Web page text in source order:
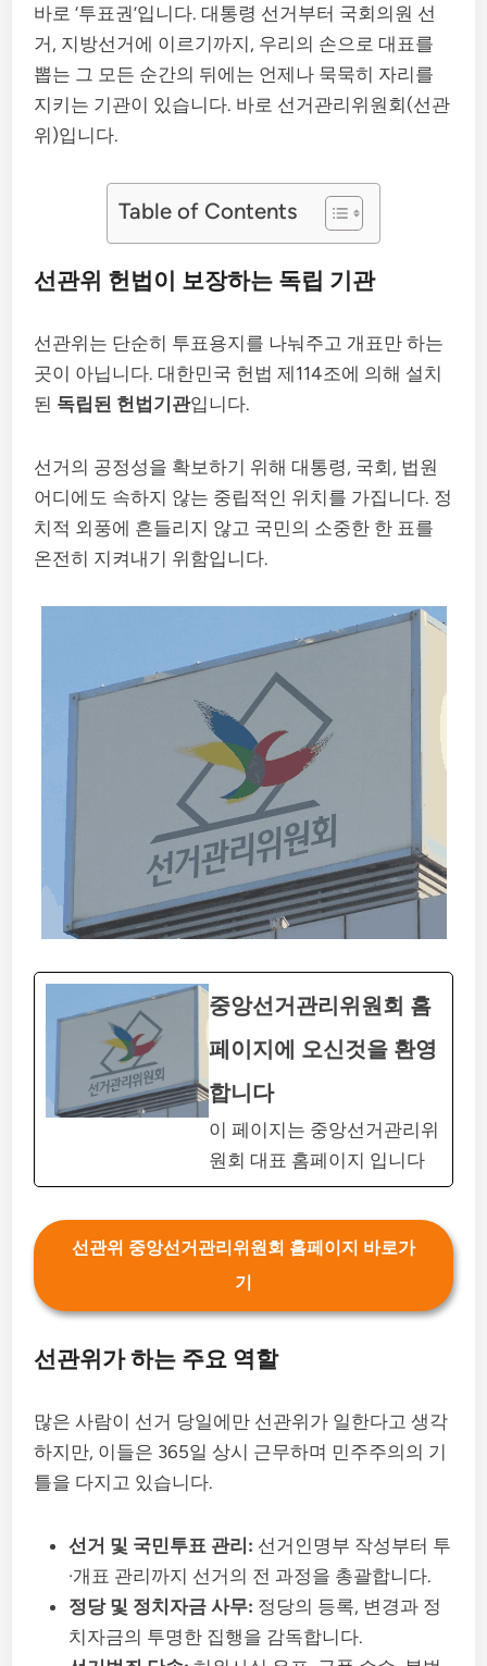
바로 ‘투표권’입니다. 대통령 선거부터 국회의원 선
거, 지방선거에 이르기까지, 우리의 손으로 대표를
뽑는 그 모든 순간의 뒤에는 언제나 묵묵히 자리를
지키는 기관이 있습니다. 바로 선거관리위원회(선관
위)입니다.
Table of Contents
선관위 헌법이 보장하는 독립 기관
선관위는 단순히 투표용지를 나눠주고 개표만 하는
곳이 아닙니다. 대한민국 헌법 제114조에 의해 설치
된 독립된 헌법기관입니다.
선거의 공정성을 확보하기 위해 대통령, 국회, 법원
어디에도 속하지 않는 중립적인 위치를 가집니다. 정
치적 외풍에 흔들리지 않고 국민의 소중한 한 표를
온전히 지켜내기 위함입니다.
중앙선거관리위원회 홈
페이지에 오신것을 환영
합니다
이 페이지는 중앙선거관리위
원회 대표 홈페이지 입니다
선관위 중앙선거관리위원회 홈페이지 바로가
기
선관위가 하는 주요 역할
많은 사람이 선거 당일에만 선관위가 일한다고 생각
하지만, 이들은 365일 상시 근무하며 민주주의의 기
틀을 다지고 있습니다.
선거 및 국민투표 관리: 선거인명부 작성부터 투
·개표 관리까지 선거의 전 과정을 총괄합니다.
정당 및 정치자금 사무: 정당의 등록, 변경과 정
치자금의 투명한 집행을 감독합니다.